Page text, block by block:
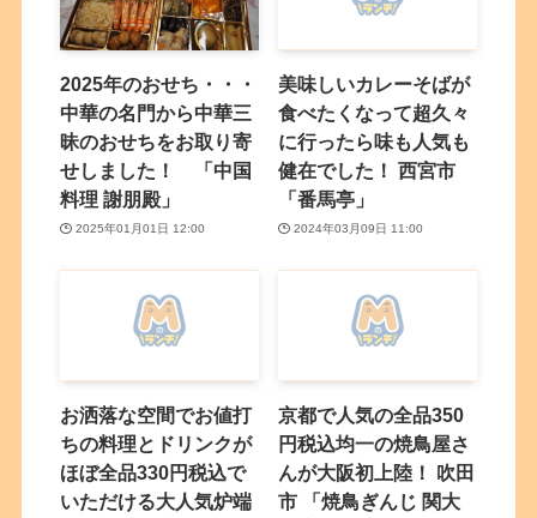
2025年のおせち・・・
中華の名門から中華三
昧のおせちをお取り寄
せしました！ 「中国
料理 謝朋殿」
2025年01月01日 12:00
美味しいカレーそばが
食べたくなって超久々
に行ったら味も人気も
健在でした！ 西宮市
「番馬亭」
2024年03月09日 11:00
お洒落な空間でお値打
ちの料理とドリンクが
ほぼ全品330円税込で
いただける大人気炉端
京都で人気の全品350
円税込均一の焼鳥屋さ
んが大阪初上陸！ 吹田
市 「焼鳥ぎんじ 関大